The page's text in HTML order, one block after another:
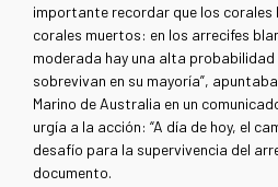
importante recordar que los corales
corales muertos: en los arrecifes
moderada hay una alta probabilidad
sobrevivan en su mayoría”,
Marino de Australia en un
urgía a la acción: “A día de hoy, el
desafío para la supervivencia del
documento.